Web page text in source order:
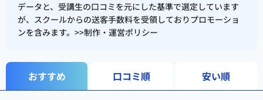
Webサイト：10件以上
LP：20本以上
主な関与サイト：reslog.jp/
データと、受講生の口コミを元にした基準で選定しています
が、スクールからの送客手数料を受領しておりプロモーショ
ンを含みます。>>制作・運営ポリシー
おすすめ 口コミ順 安い順